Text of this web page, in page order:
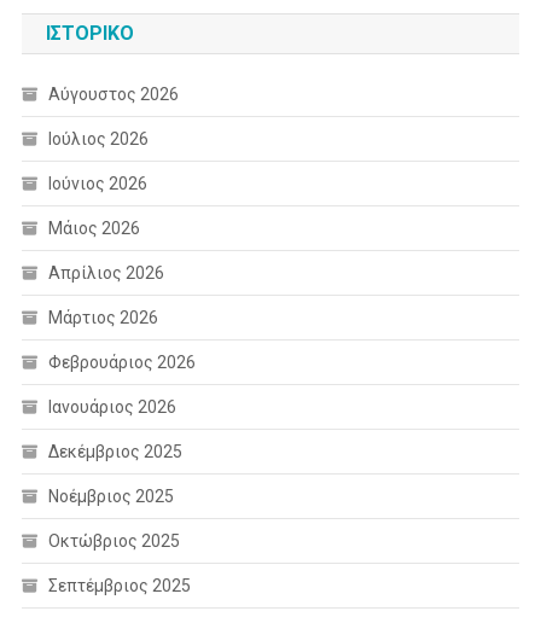
ΙΣΤΟΡΙΚΌ
Αύγουστος 2026
Ιούλιος 2026
Ιούνιος 2026
Μάιος 2026
Απρίλιος 2026
Μάρτιος 2026
Φεβρουάριος 2026
Ιανουάριος 2026
Δεκέμβριος 2025
Νοέμβριος 2025
Οκτώβριος 2025
Σεπτέμβριος 2025